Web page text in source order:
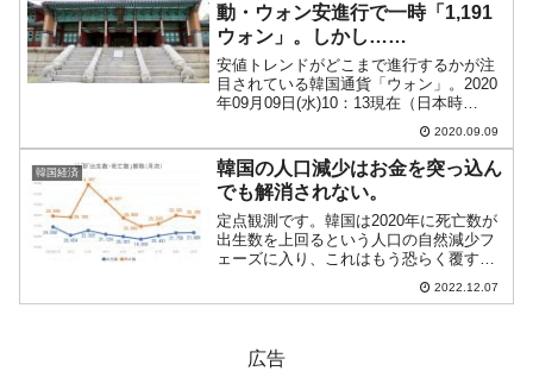
動・ウォン安進行で一時「1,191
ウォン」。しかし……
安値トレンドがどこまで進行するかが注
目されている韓国通貨「ウォン」。2020
年09月09日(水)10：13現在（日本時
間）、ドルウォンチャートは以下のよう
『Investing.com』より引用：以下同）。
薄くですが...
2020.09.09
韓国経済
韓国の人口減少はお金を突っ込ん
でも解消されない。
定点観測です。韓国は2020年に死亡数が
出生数を上回るという人口の自然減少フ
ェーズに入り、これはもう恐らく覆すこ
とができません。合計特殊出生率※は
2022年に「0.7人」台に入ることは確実で
2022.12.07
広告